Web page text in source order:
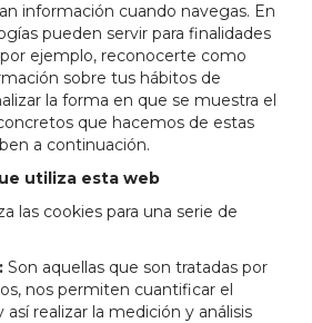
información cuando navegas. En
pueden servir para finalidades
ejemplo, reconocerte como
sobre tus hábitos de
la forma en que se muestra el
que hacemos de estas
a continuación.
utiliza esta web
las cookies para una serie de
Son aquellas que son tratadas por
nos permiten cuantificar el
realizar la medición y análisis